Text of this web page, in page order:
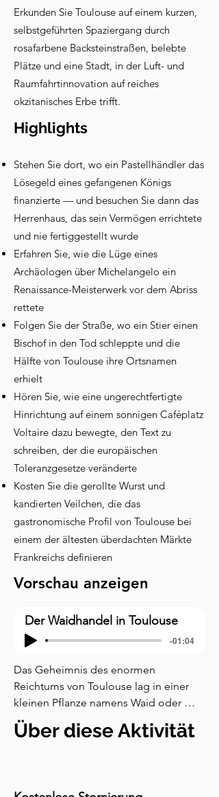
Erkunden Sie Toulouse auf einem kurzen,
selbstgeführten Spaziergang durch
rosafarbene Backsteinstraßen, belebte
Plätze und eine Stadt, in der Luft- und
Raumfahrtinnovation auf reiches
okzitanisches Erbe trifft.
Highlights
Stehen Sie dort, wo ein Pastellhändler das
Lösegeld eines gefangenen Königs
finanzierte — und besuchen Sie dann das
Herrenhaus, das sein Vermögen errichtete
und nie fertiggestellt wurde
Erfahren Sie, wie die Lüge eines
Archäologen über Michelangelo ein
Renaissance-Meisterwerk vor dem Abriss
rettete
Folgen Sie der Straße, wo ein Stier einen
Bischof in den Tod schleppte und die
Hälfte von Toulouse ihre Ortsnamen
erhielt
Hören Sie, wie eine ungerechtfertigte
Hinrichtung auf einem sonnigen Caféplatz
Voltaire dazu bewegte, den Text zu
schreiben, der die europäischen
Toleranzgesetze veränderte
Kosten Sie die gerollte Wurst und
kandierten Veilchen, die das
gastronomische Profil von Toulouse bei
einem der ältesten überdachten Märkte
Frankreichs definieren
Vorschau anzeigen
Der Waidhandel in Toulouse
-01:04
Das Geheimnis des enormen
Reichtums von Toulouse lag in einer
kleinen Pflanze namens Waid oder
Pastel, die von der Pflanze Isatis
tinctoria stammte. Obwohl ihre Blüten
Über diese Aktivität